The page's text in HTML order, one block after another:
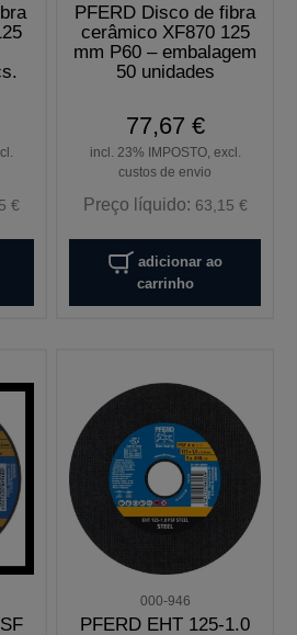
€
PFERD Disco de fibra
cerâmico XF870 125
mm P60 – embalagem
50 unidades
77,67 €
incl. 23% IMPOSTO, excl.
custos de envio
Preço líquido: 63,15 €
adicionar ao
carrinho
000-946
PFERD EHT 125-1.0